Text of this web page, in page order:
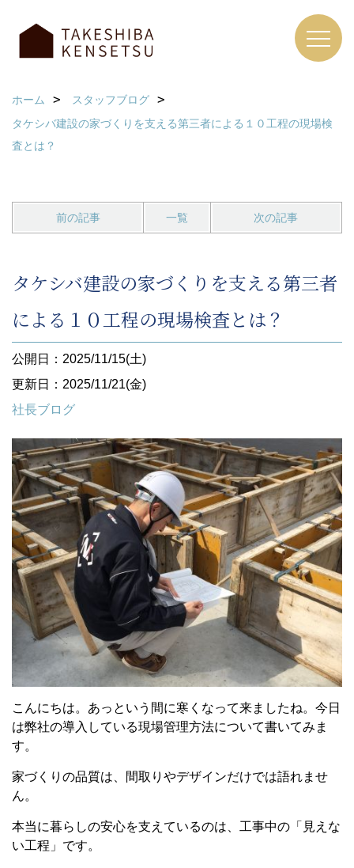
ホーム
スタッフブログ
タケシバ建設の家づくりを支える第三者による１０工程の現場検
査とは？
前の記事 一覧 次の記事
タケシバ建設の家づくりを支える第三者
による１０工程の現場検査とは？
公開日：2025/11/15(土)
更新日：2025/11/21(金)
社長ブログ
こんにちは。あっという間に寒くなって来ましたね。今日
は弊社の導入している現場管理方法について書いてみま
す。
家づくりの品質は、間取りやデザインだけでは語れませ
ん。
本当に暮らしの安心を支えているのは、工事中の「見えな
い工程」です。